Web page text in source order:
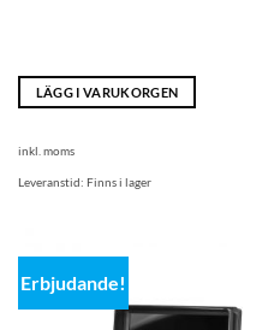
LÄGG I VARUKORGEN
inkl. moms
Leveranstid: Finns i lager
Erbjudande!